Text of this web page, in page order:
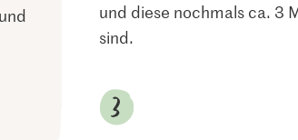
und diese nochmals ca. 3
sind.